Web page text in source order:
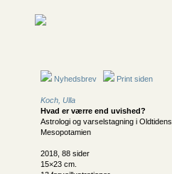
Nyhedsbrev Print siden
Koch, Ulla
Hvad er værre end uvished?
Astrologi og varselstagning i Oldtidens
Mesopotamien
2018, 88 sider
15×23 cm.